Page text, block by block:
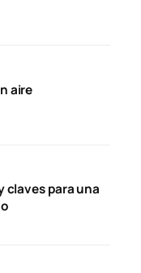
aire
claves para una